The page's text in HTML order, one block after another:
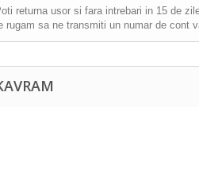
returna usor si fara intrebari in 15 de
rugam sa ne transmiti un numar de cont